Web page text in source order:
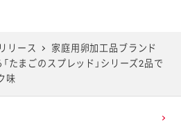
リース
家庭用卵加工品ブランド
「たまごのスプレッド」シリーズ2品で
味